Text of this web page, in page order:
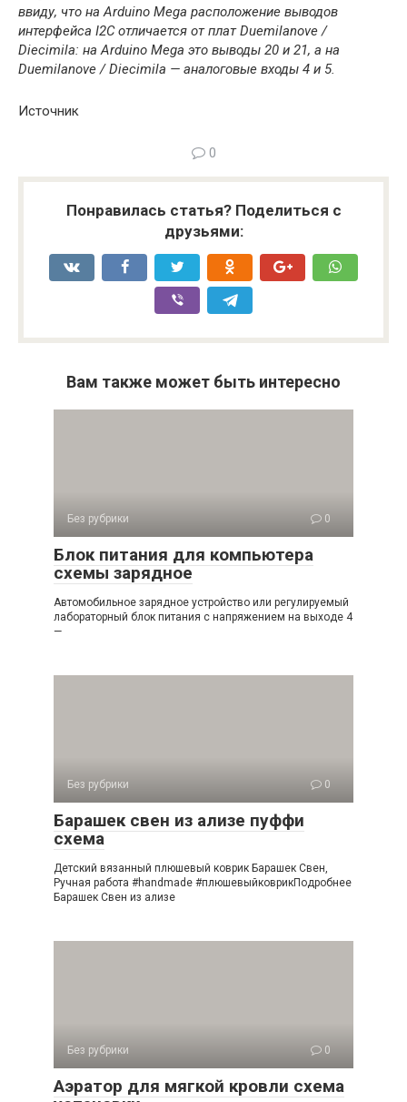
ввиду, что на Arduino Mega расположение выводов
интерфейса I2C отличается от плат Duemilanove /
Diecimila: на Arduino Mega это выводы 20 и 21, а на
Duemilanove / Diecimila — аналоговые входы 4 и 5.
Источник
0
Понравилась статья? Поделиться с
друзьями:
Вам также может быть интересно
Без рубрики 0
Блок питания для компьютера
схемы зарядное
Автомобильное зарядное устройство или регулируемый
лабораторный блок питания с напряжением на выходе 4
—
Без рубрики 0
Барашек свен из ализе пуффи
схема
Детский вязанный плюшевый коврик Барашек Свен,
Ручная работа #handmade #плюшевыйковрикПодробнее
Барашек Свен из ализе
Без рубрики 0
Аэратор для мягкой кровли схема